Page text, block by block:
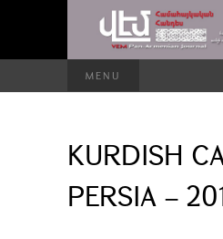
MENU
KURDISH
PERSIA –